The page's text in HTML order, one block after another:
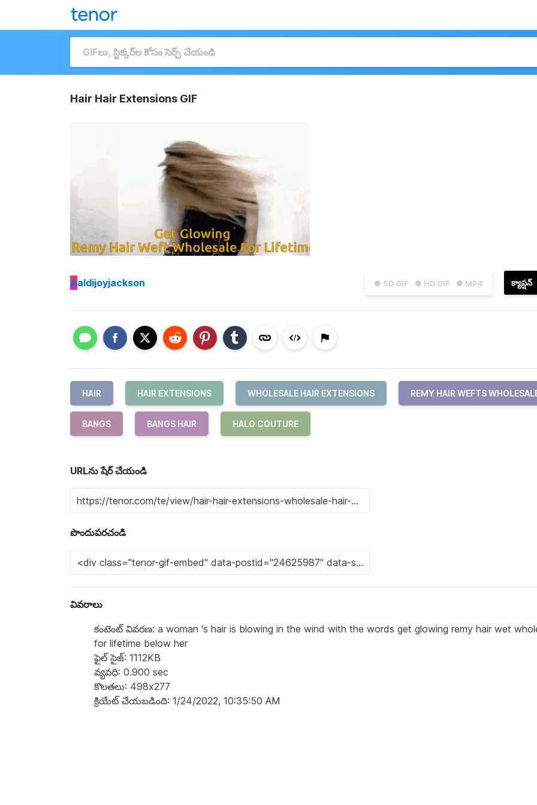
Hair Hair Extensions GIF
● SD GIF ● HD GIF ● MP4 క్యాప్షన్
Aaldijoyjackson
HAIR HAIR EXTENSIONS WHOLESALE HAIR EXTENSIONS REMY HAIR WEFTS
BANGS BANGS HAIR HALO COUTURE
URLను షేర్ చేయండి
పొందుపరచండి
వివరాలు
కంటెంట్ వివరణ: a woman 's hair is blowing in the wind with the words get glowing remy hair wet
for lifetime below her
ఫైల్ సైజ్: 1112KB
వ్యవధి: 0.900 sec
కొలతలు: 498x277
క్రియేట్ చేయబడింది: 1/24/2022, 10:35:50 AM